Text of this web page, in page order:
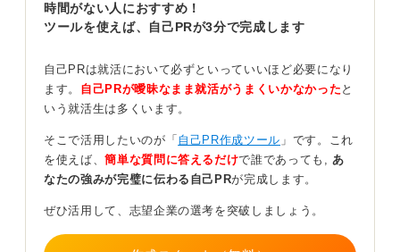
張できない場面がありました」と課題を正直に伝えま
そして最も重要なのが、「現在は、チームのために言う
べきことは、相手への配慮を忘れずに主体的に発言する
よう心掛けています」といった、具体的な改善努力をセ
ットで語ることです。
これにより、誠実さと成長意欲を同時にアピールできま
す。
時間がない人におすすめ！
ツールを使えば、自己PRが3分で完成します
自己PRは就活において必ずといっていいほど必要になり
ます。 自己PRが曖昧なまま就活がうまくいかなかった と
いう就活生は多くいます。
そこで活用したいのが「 自己PR作成ツール 」です。これ
を使えば、簡単な質問に答えるだけで誰であっても, あ
なたの強みが完璧に伝わる自己PRが完成します。
ぜひ活用して、志望企業の選考を突破しましょう。